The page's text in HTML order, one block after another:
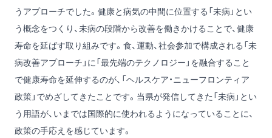
うアプローチでした。健康と病気の中間に位置する「未病」とい
う概念をつくり、未病の段階から改善を働きかけることで、健康
寿命を延ばす取り組みです。食、運動、社会参加で構成される「未
病改善アプローチ」に「最先端のテクノロジー」を融合すること
で健康寿命を延伸するのが、「ヘルスケア・ニューフロンティア
政策」でめざしてきたことです。当県が発信してきた「未病」とい
う用語が、いまでは国際的に使われるようになっていることに、
政策の手応えを感じています。